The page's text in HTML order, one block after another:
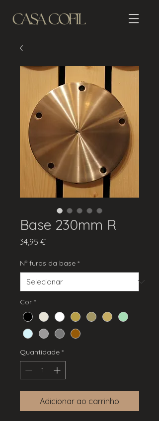
Base 230mm R
34,95 €Preço
Nº furos da base *
Cor *
Quantidade *
Adicionar ao carrinho